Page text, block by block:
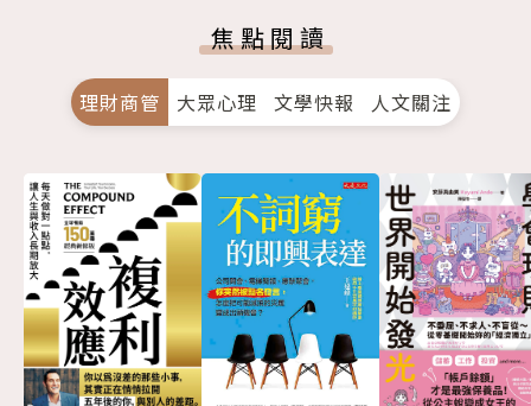
焦點閱讀
理財商管 大眾心理 文學快報 人文關注